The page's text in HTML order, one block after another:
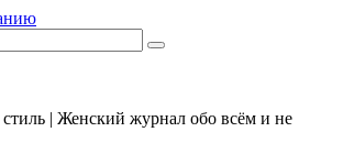
| Женский журнал обо всём и не